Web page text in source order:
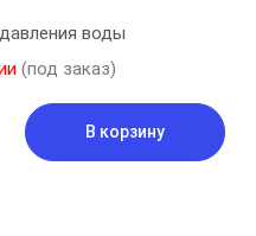
воды
(под заказ)
В корзину